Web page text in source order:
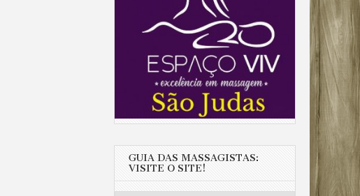
GUIA DAS MASSAGISTAS:
VISITE O SITE!